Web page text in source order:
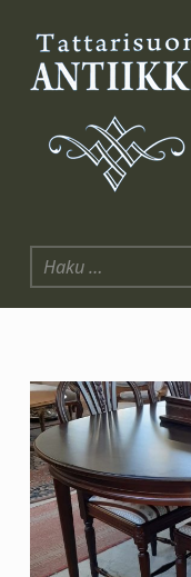
Haku: